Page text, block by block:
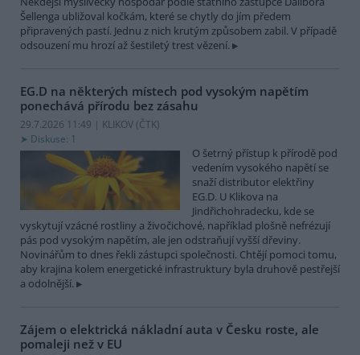
Šellenga ubližoval kočkám, které se chytly do jím předem
připravených pastí. Jednu z nich krutým způsobem zabil. V případě
odsouzení mu hrozí až šestiletý trest vězení.
EG.D na některých místech pod vysokým napětím
ponechává přírodu bez zásahu
29.7.2026 11:49 | KLIKOV (ČTK)
Diskuse: 1
O šetrný přístup k přírodě pod
vedením vysokého napětí se
snaží distributor elektřiny
EG.D. U Klikova na
Jindřichohradecku, kde se
vyskytují vzácné rostliny a živočichové, například plošně nefrézují
pás pod vysokým napětím, ale jen odstraňují vyšší dřeviny.
Novinářům to dnes řekli zástupci společnosti. Chtějí pomoci tomu,
aby krajina kolem energetické infrastruktury byla druhově pestřejší
a odolnější.
Zájem o elektrická nákladní auta v Česku roste, ale
pomaleji než v EU